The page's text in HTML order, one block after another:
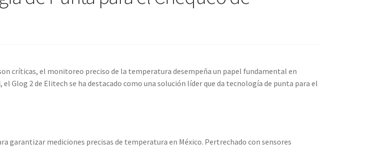
críticas, el monitoreo preciso de la temperatura desempeña un papel fundamental en
Glog 2 de Elitech se ha destacado como una solución líder que da tecnología de punta para el
garantizar mediciones precisas de temperatura en México. Pertrechado con sensores